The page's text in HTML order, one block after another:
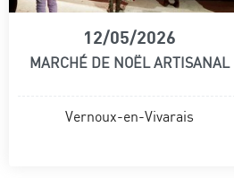
12/05/2026
MARCHÉ DE NOËL ARTISANAL
Vernoux-en-Vivarais